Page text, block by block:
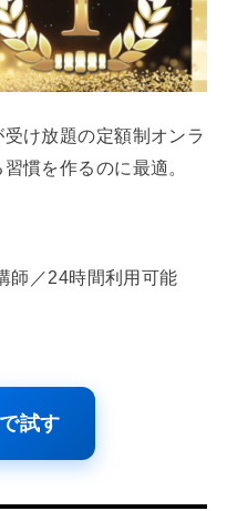
け放題の定額制オンラ
慣を作るのに最適。
師／24時間利用可能
試す